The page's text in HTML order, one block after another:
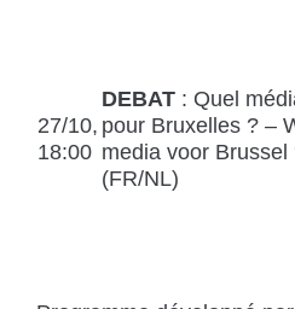
27/10,
18:00
DEBAT : Quel
pour Bruxelles ? –
media voor Brussel
(FR/NL)